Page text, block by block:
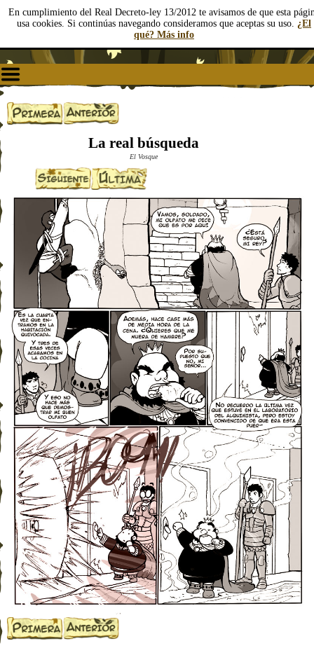
En cumplimiento del Real Decreto-ley 13/2012 te avisamos de que esta
usa cookies. Si continúas navegando consideramos que aceptas su uso. ¿El
qué? Más info
La real búsqueda
El Vosque